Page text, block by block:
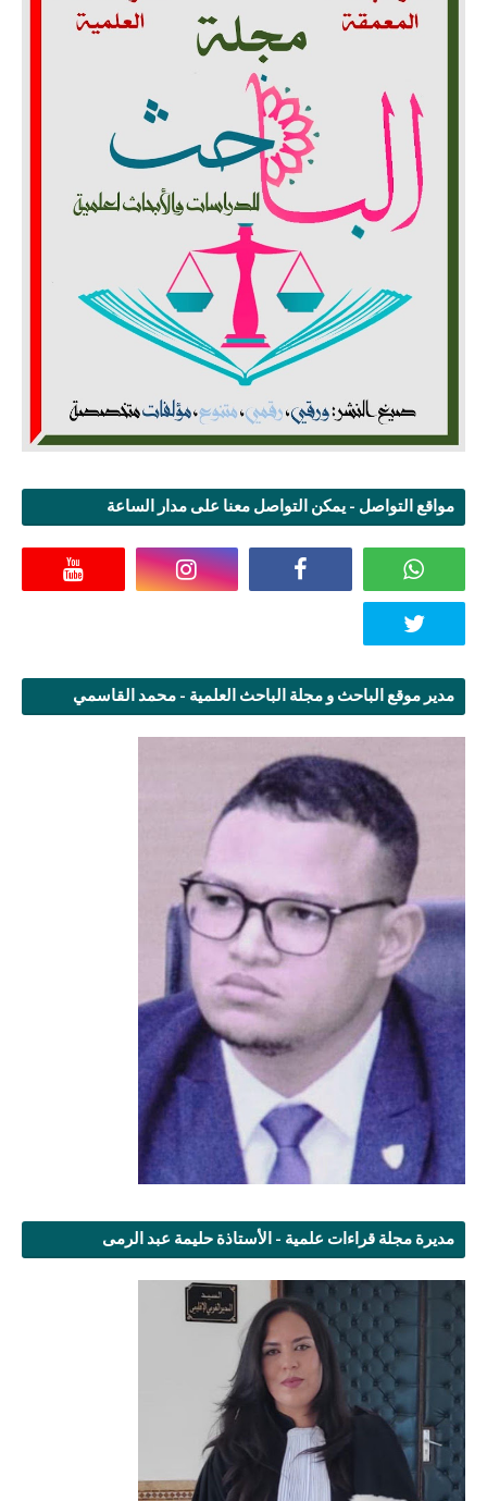
مواقع التواصل - يمكن التواصل معنا على مدار الساعة
مدير موقع الباحث و مجلة الباحث العلمية - محمد القاسمي
مديرة مجلة قراءات علمية - الأستاذة حليمة عبد الرمى